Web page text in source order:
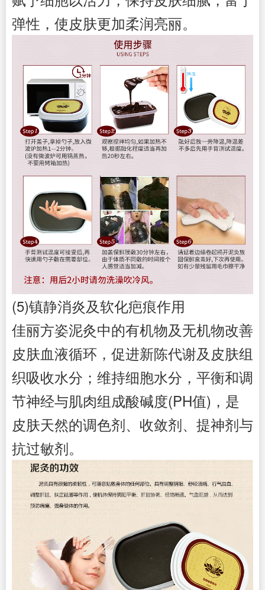
弹性，使皮肤更加柔润亮丽。
(5)镇静消炎及软化疤痕作用
佳丽方姿泥灸中的有机物及无机物改善
皮肤血液循环，促进新陈代谢及皮肤组
织吸收水分；维持细胞水分，平衡和调
节神经与肌肉组成酸碱度(PH值)，是
皮肤天然的调色剂、收敛剂、提神剂与
抗过敏剂。